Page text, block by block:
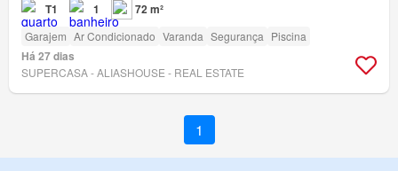
T1 1 72 m²
Garajem Ar Condicionado Varanda Segurança Piscina
Há 27 dias
SUPERCASA - ALIASHOUSE - REAL ESTATE
1